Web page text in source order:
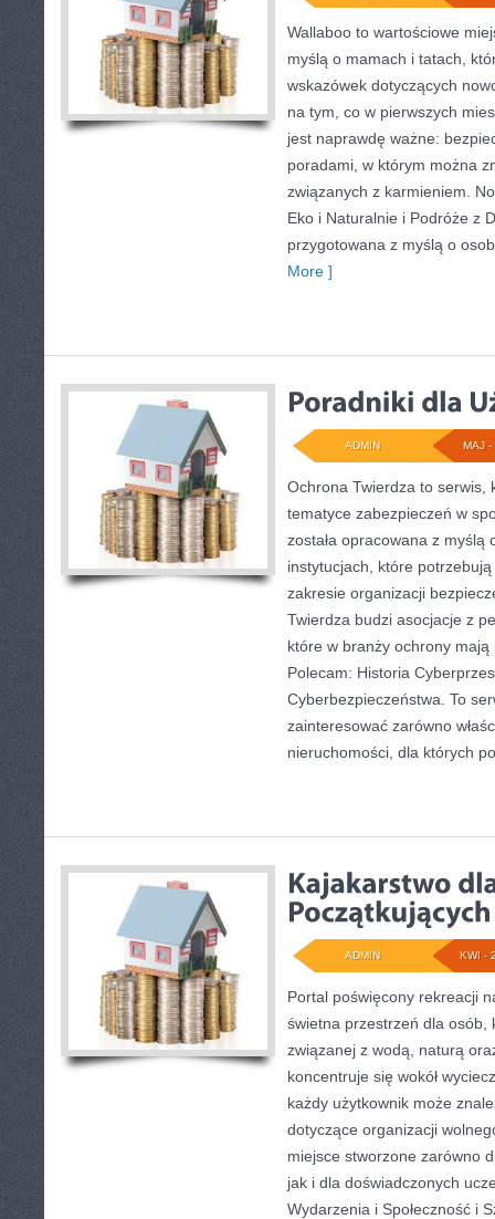
Wallaboo to wartościowe
myślą o mamach i tatach,
wskazówek dotyczących
na tym, co w pierwszych
jest naprawdę ważne:
poradami, w którym można
związanych z karmieniem.
Eko i Naturalnie i Podróże z
przygotowana z myślą o
More ]
MAJ -
ADMIN
Ochrona Twierdza to serwis,
tematyce zabezpieczeń w
została opracowana z myślą
instytucjach, które
zakresie organizacji
Twierdza budzi asocjacje z
które w branży ochrony
Polecam: Historia
Cyberbezpieczeństwa. To
zainteresować zarówno
nieruchomości, dla których
KWI -
ADMIN
Portal poświęcony rekreacji
świetna przestrzeń dla osób,
związanej z wodą, naturą
koncentruje się wokół
każdy użytkownik może
dotyczące organizacji
miejsce stworzone zarówno
jak i dla doświadczonych
Wydarzenia i Społeczność i